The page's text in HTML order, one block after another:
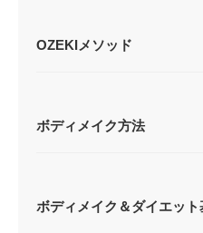
OZEKIメソッド
ボディメイク方法
ボディメイク＆ダイエット